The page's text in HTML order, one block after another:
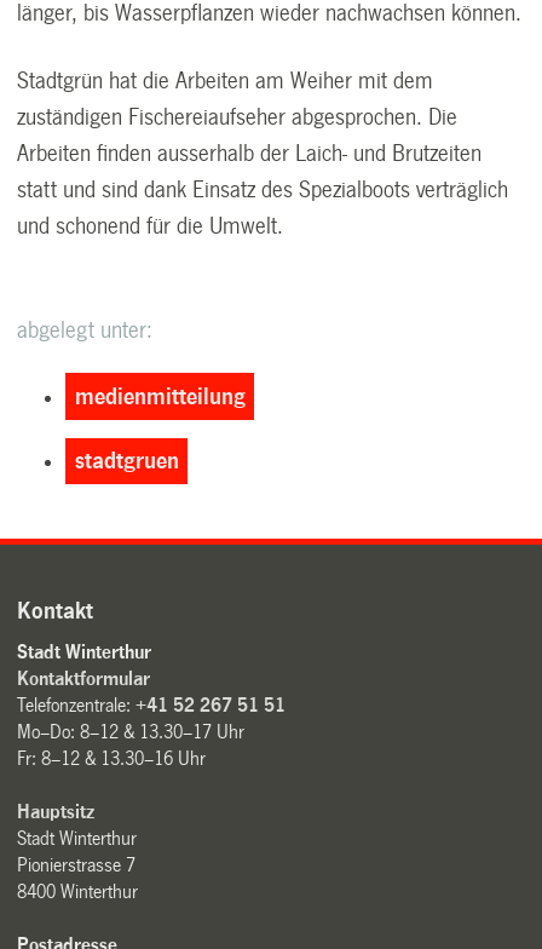
länger, bis Wasserpflanzen wieder nachwachsen können.
Stadtgrün hat die Arbeiten am Weiher mit dem
zuständigen Fischereiaufseher abgesprochen. Die
Arbeiten finden ausserhalb der Laich- und Brutzeiten
statt und sind dank Einsatz des Spezialboots verträglich
und schonend für die Umwelt.
abgelegt unter:
medienmitteilung
stadtgruen
Kontakt
Stadt Winterthur
Kontaktformular
Telefonzentrale:+41 52 267 51 51
Mo–Do: 8–12 & 13.30–17 Uhr
Fr: 8–12 & 13.30–16 Uhr
Hauptsitz
Stadt Winterthur
Pionierstrasse 7
8400 Winterthur